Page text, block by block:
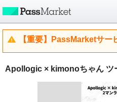
【重要】PassMarketサー
Apollogic × kimonoちゃん ツ